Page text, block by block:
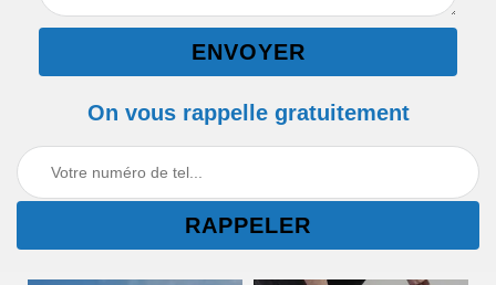
On vous rappelle gratuitement